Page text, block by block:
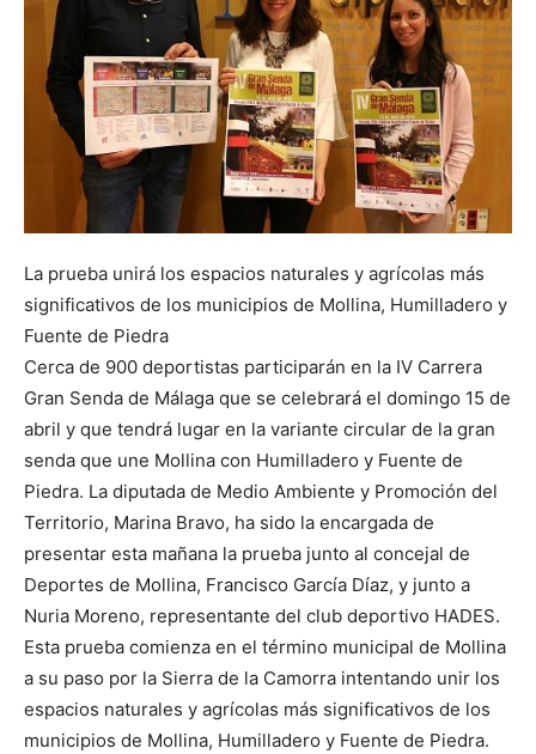
La prueba unirá los espacios naturales y agrícolas más
significativos de los municipios de Mollina, Humilladero y
Fuente de Piedra
Cerca de 900 deportistas participarán en la IV Carrera
Gran Senda de Málaga que se celebrará el domingo 15 de
abril y que tendrá lugar en la variante circular de la gran
senda que une Mollina con Humilladero y Fuente de
Piedra. La diputada de Medio Ambiente y Promoción del
Territorio, Marina Bravo, ha sido la encargada de
presentar esta mañana la prueba junto al concejal de
Deportes de Mollina, Francisco García Díaz, y junto a
Nuria Moreno, representante del club deportivo HADES.
Esta prueba comienza en el término municipal de Mollina
a su paso por la Sierra de la Camorra intentando unir los
espacios naturales y agrícolas más significativos de los
municipios de Mollina, Humilladero y Fuente de Piedra.